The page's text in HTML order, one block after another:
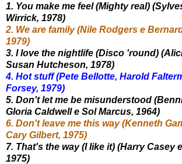
1. You make me feel (Mighty real)
Wirrick, 1978)
2. We are family (Nile Rodgers e
1979)
3. I love the nightlife (Disco 'round)
Susan Hutcheson, 1978)
4. Hot stuff (Pete Bellotte, Harold
Forsey, 1979)
5. Don't let me be misunderstood
Gloria Caldwell e Sol Marcus, 1964)
6. Don't leave me this way (Kenneth
Cary Gilbert, 1975)
7. That's the way (I like it) (Harry Casey
1975)